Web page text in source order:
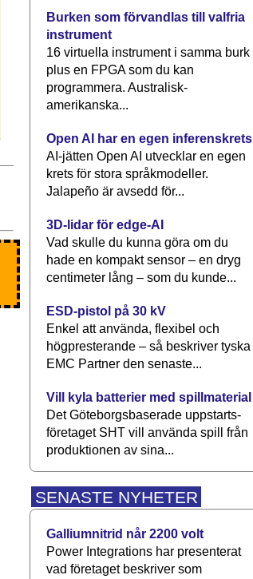
Burken som förvandlas till valfria
instrument
16 virtuella instrument i samma burk
plus en FPGA som du kan
programmera. Australisk-
amerikanska...
Open AI har en egen inferenskrets
AI-jätten Open AI utvecklar en egen
krets för stora språkmodeller.
Jalapeño är avsedd för...
3D-lidar för edge-AI
Vad skulle du kunna göra om du
hade en kompakt sensor – en dryg
centimeter lång – som du kunde...
ESD-pistol på 30 kV
Enkel att använda, flexibel och
högpresterande – så beskriver tyska
EMC Partner den senaste...
Vill kyla batterier med spillmaterial
Det Göteborgsbaserade upp­starts­
företaget SHT vill använda spill från
produktionen av sina...
SENASTE NYHETER
Galliumnitrid når 2200 volt
Power Integrations har presenterat
vad företaget beskriver som